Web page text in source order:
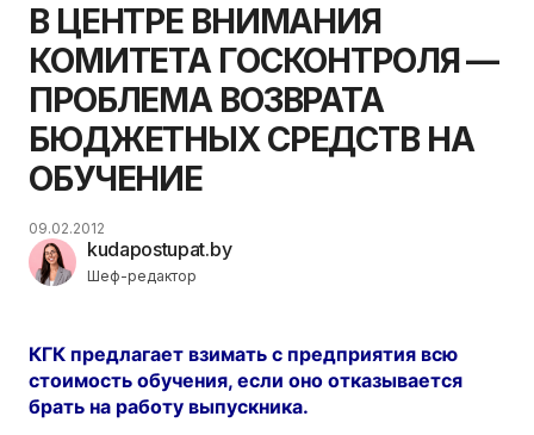
В ЦЕНТРЕ ВНИМАНИЯ
КОМИТЕТА ГОСКОНТРОЛЯ —
ПРОБЛЕМА ВОЗВРАТА
БЮДЖЕТНЫХ СРЕДСТВ НА
ОБУЧЕНИЕ
kudapostupat.by
Шеф-редактор
09.02.2012
КГК предлагает взимать с предприятия всю
стоимость обучения, если оно отказывается
брать на работу выпускника.